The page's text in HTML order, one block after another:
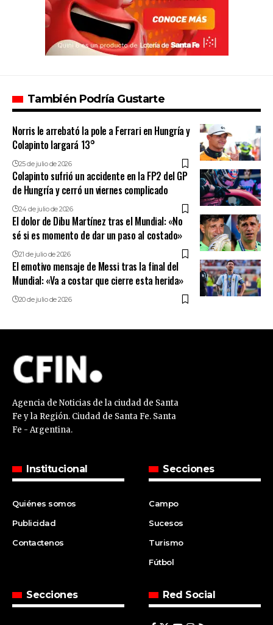
También Podría Gustarte
Norris le arrebató la pole a Ferrari en Hungría y
Colapinto largará 13°
25 de julio de 2026
Colapinto sufrió un accidente en la FP2 del GP
de Hungría y cerró un viernes complicado
24 de julio de 2026
El dolor de Dibu Martínez tras el Mundial: «No
sé si es momento de dar un paso al costado»
21 de julio de 2026
El emotivo mensaje de Messi tras la final del
Mundial: «Va a costar que cierre esta herida»
20 de julio de 2026
Agencia de Noticias de la ciudad de Santa
Fe y la Región. Ciudad de Santa Fe. Santa
Fe - Argentina.
Institucional
Quiénes somos
Publicidad
Contactenos
Secciones
Campo
Sucesos
Turismo
Fútbol
Secciones Red Social